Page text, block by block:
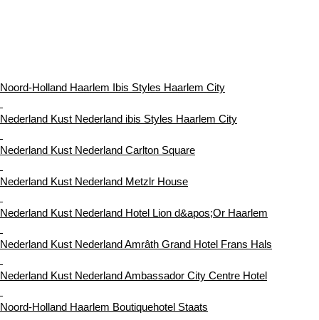
Noord-Holland Haarlem Ibis Styles Haarlem City
Nederland Kust Nederland ibis Styles Haarlem City
Nederland Kust Nederland Carlton Square
Nederland Kust Nederland Metzlr House
Nederland Kust Nederland Hotel Lion d&apos;Or Haarlem
Nederland Kust Nederland Amrâth Grand Hotel Frans Hals
Nederland Kust Nederland Ambassador City Centre Hotel
Noord-Holland Haarlem Boutiquehotel Staats